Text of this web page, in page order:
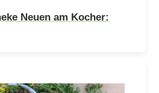
Neuen am Kocher: